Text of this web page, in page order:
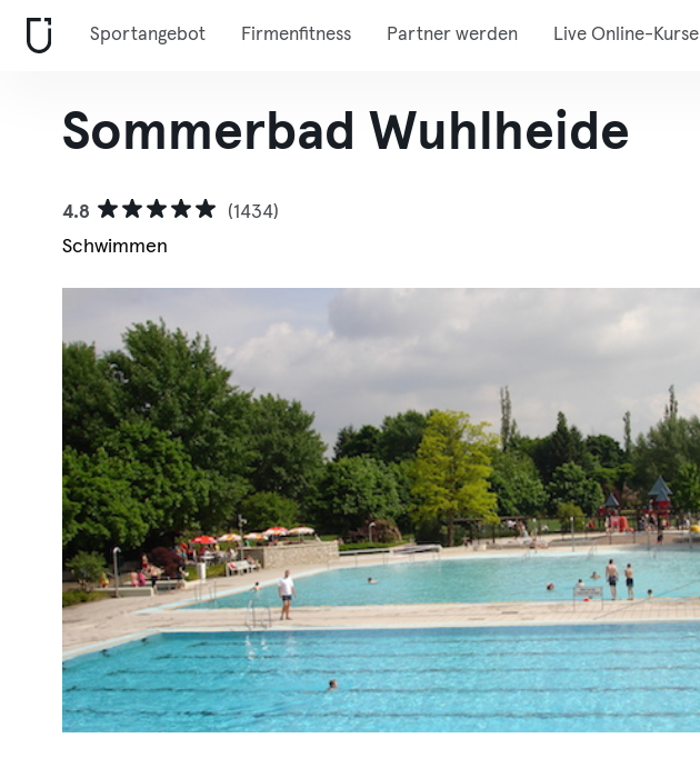
Sportangebot Firmenfitness Partner werden Live Online-Kurse
Sommerbad Wuhlheide
4.8
(1434)
Schwimmen